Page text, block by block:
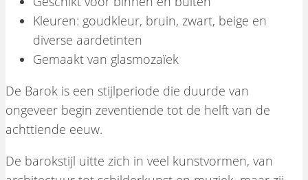
Kleuren: goudkleur, bruin, zwart, beige en
diverse aardetinten
Gemaakt van glasmozaïek
De Barok is een stijlperiode die duurde van
ongeveer begin zeventiende tot de helft van de
achttiende eeuw.
De barokstijl uitte zich in veel kunstvormen, van